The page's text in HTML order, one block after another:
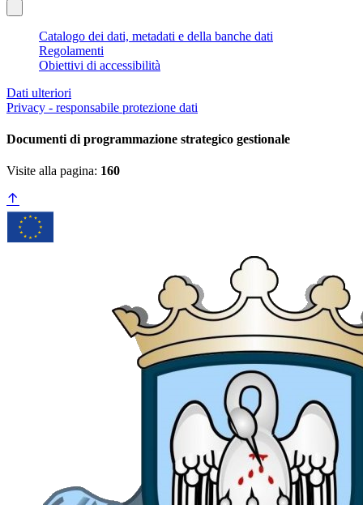
Catalogo dei dati, metadati e della banche dati
Regolamenti
Obiettivi di accessibilità
Dati ulteriori
Privacy - responsabile protezione dati
Documenti di programmazione strategico gestionale
Visite alla pagina: 160